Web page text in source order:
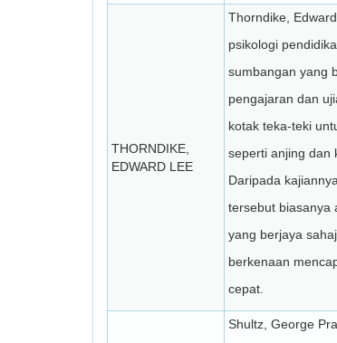
THORNDIKE,
EDWARD LEE
Thorndike,
psikologi
sumbangan yang
pengajaran dan
kotak teka-teki
seperti anjing dan
Daripada
tersebut biasanya
yang berjaya
berkenaan
cepat.
Shultz, George